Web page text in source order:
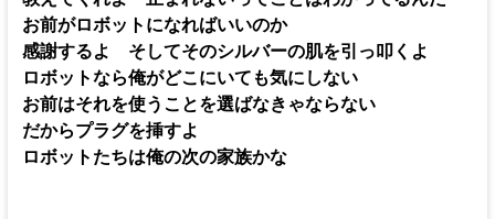
お前がロボットになればいいのか
感謝するよ そしてそのシルバーの肌を引っ叩くよ
ロボットなら俺がどこにいても気にしない
お前はそれを使うことを選ばなきゃならない
だからプラグを挿すよ
ロボットたちは俺の次の家族かな